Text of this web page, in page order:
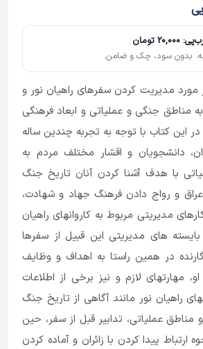
تومان
مدیریت کردن سفرهای راهیان نور و
به مناطق جنگی و عملیاتی و ابعاد فرهنگی
این کتاب با توجه به تجربه چندین ساله
دانشجویان و اقشار مختلف مردم به
با هدف آشنا کردن آنان تاریخ جنگ
و رواج دادن فرهنگ جهاد و شهادت،
مدیریتی مربوط به کاروانهای راهیان
های مدیریتی این قبیل از سفرها
در همین راستا به اهداف و وظایف
مهارتهای لازم و نیز برخی از اطلاعات
راهیان نور مانند آگاهی از تاریخ جنگ
مناطق عملیاتی، تدابیر قبل از سفر، حین
ارتباط پیدا کردن با زائران و آماده کردن